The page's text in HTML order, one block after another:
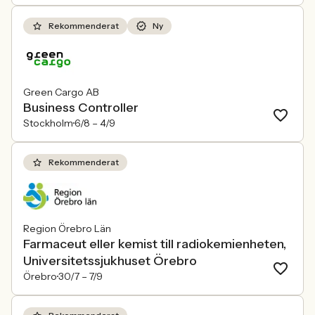
Rekommenderat Ny
Green Cargo AB
Business Controller
Stockholm6/8 – 4/9
Rekommenderat
Region Örebro Län
Farmaceut eller kemist till radiokemienheten,
Universitetssjukhuset Örebro
Örebro30/7 – 7/9